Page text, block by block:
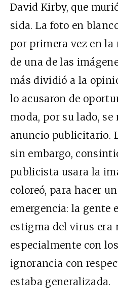
David Kirby, que
sida. La foto en
por primera vez en la
de una de las
más dividió a la
lo acusaron de
moda, por su lado,
anuncio publicitario.
sin embargo,
publicista usara la
coloreó, para hacer
emergencia: la gente
estigma del virus era
especialmente con
ignorancia con
estaba generalizada.